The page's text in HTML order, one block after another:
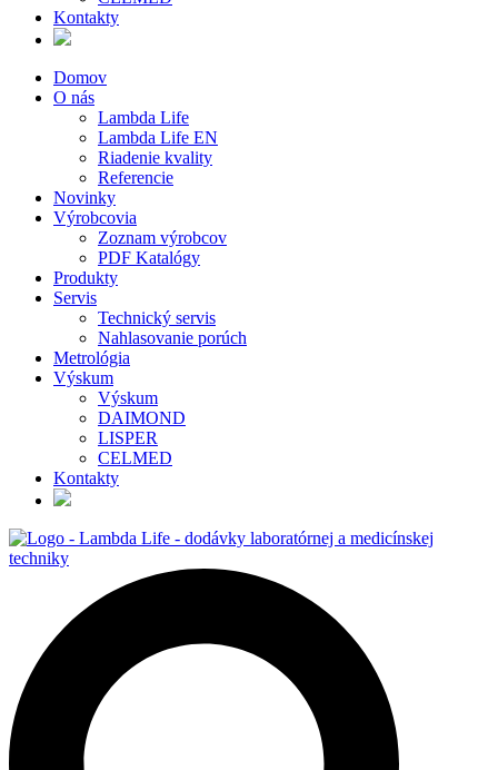
Kontakty
Domov
O nás
Lambda Life
Lambda Life EN
Riadenie kvality
Referencie
Novinky
Výrobcovia
Zoznam výrobcov
PDF Katalógy
Produkty
Servis
Technický servis
Nahlasovanie porúch
Metrológia
Výskum
Výskum
DAIMOND
LISPER
CELMED
Kontakty